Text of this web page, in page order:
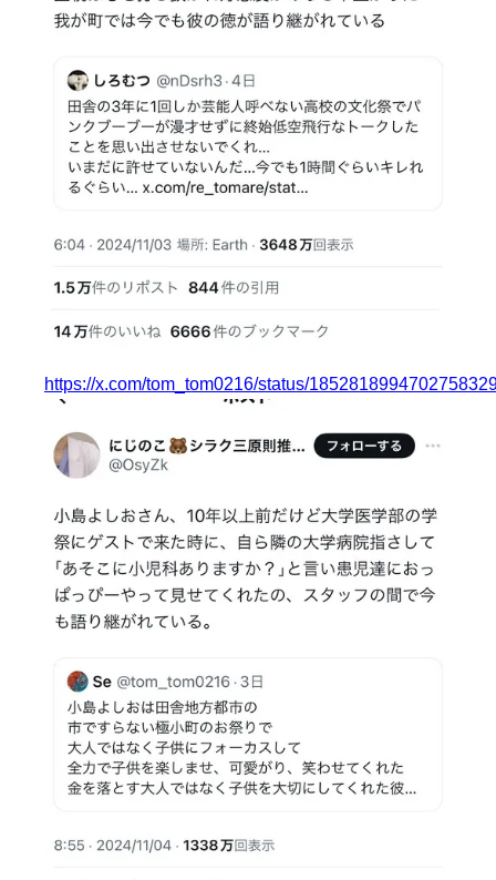
https://x.com/tom_tom0216/status/